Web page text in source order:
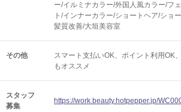
ー/イルミナカラー/外国人風カラー/フ
ト/インナーカラー/ショートヘア/ショ
髪質改善/大垣美容室
その他 スマート支払いOK ポイント利用OK
もオススメ
スタッフ
募集
https://work.beauty.hotpepper.jp/